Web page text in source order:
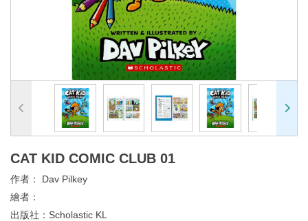
CAT KID COMIC CLUB 01
作者： Dav Pilkey
繪者：
出版社： Scholastic KL